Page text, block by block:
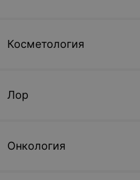
Косметология
Лор
Онкология